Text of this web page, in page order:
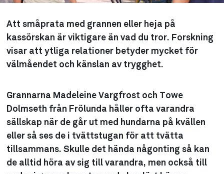
Att småprata med grannen eller heja på
kassörskan är viktigare än vad du tror. Forskning
visar att ytliga relationer betyder mycket för
välmåendet och känslan av trygghet.
Grannarna Madeleine Vargfrost och Towe
Dolmseth från Frölunda håller ofta varandra
sällskap när de går ut med hundarna på kvällen
eller så ses de i tvättstugan för att tvätta
tillsammans. Skulle det hända någonting så kan
de alltid höra av sig till varandra, men också till